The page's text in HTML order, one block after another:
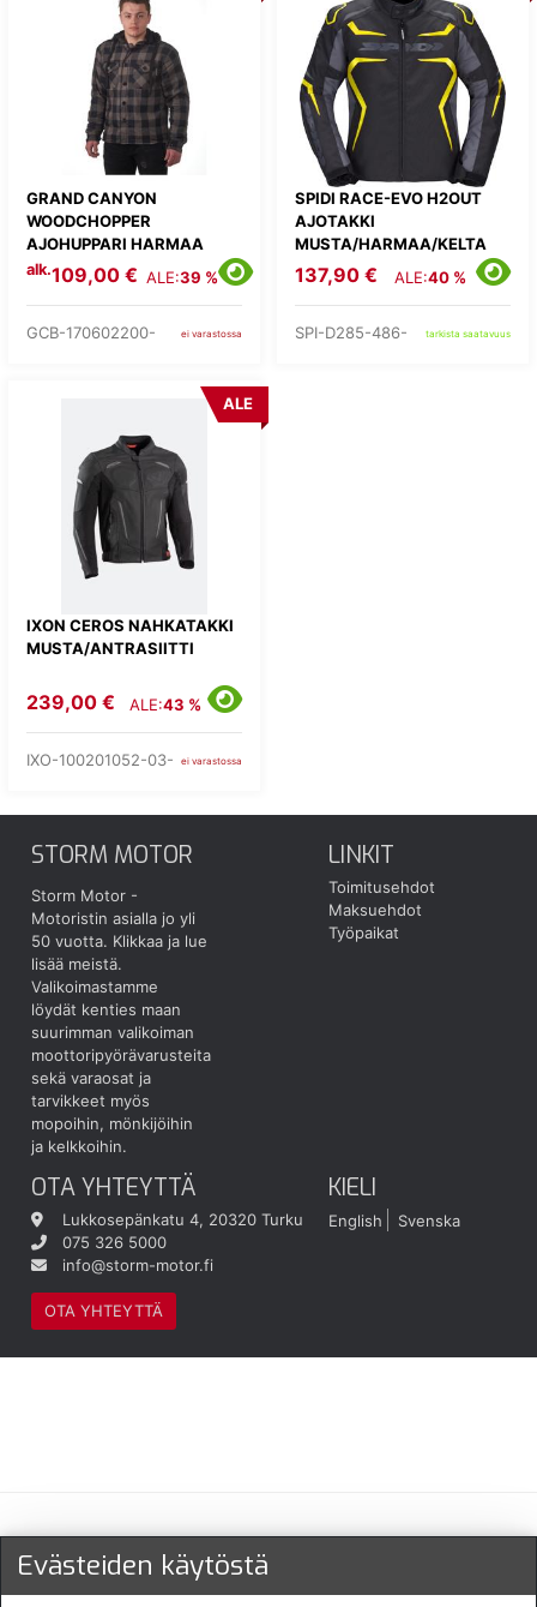
GRAND CANYON
WOODCHOPPER
AJOHUPPARI HARMAA
alk.109,00 € ALE:39 %
GCB-170602200- ei varastossa
SPIDI RACE-EVO H2OUT
AJOTAKKI
MUSTA/HARMAA/KELTA
137,90 € ALE:40 %
SPI-D285-486- tarkista saatavuus
IXON CEROS NAHKATAKKI
MUSTA/ANTRASIITTI
ALE
239,00 € ALE:43 %
IXO-100201052-03- ei varastossa
STORM MOTOR
Storm Motor -
Motoristin asialla jo yli
50 vuotta. Klikkaa ja lue
lisää meistä.
Valikoimastamme
löydät kenties maan
suurimman valikoiman
moottoripyörävarusteita
sekä varaosat ja
tarvikkeet myös
mopoihin, mönkijöihin
ja kelkkoihin.
LINKIT
Toimitusehdot
Maksuehdot
Työpaikat
OTA YHTEYTTÄ
Lukkosepänkatu 4, 20320 Turku
075 326 5000
info@storm-motor.fi
OTA YHTEYTTÄ
KIELI
English Svenska
Maksu- ja toimitustavat
Evästeiden käytöstä